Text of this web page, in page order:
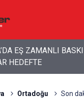
EŞ ZAMANLI
HEDEFTE
Ortadoğu
Son